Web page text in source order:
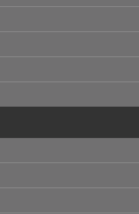
ト閲覧を行う際、又は
す。
似技術を使用して収集
、WEBサイトを通じて
ため、Cookieを使用す
ウザによりCookieを無
がありますのでご留意
トでは、アクセスログ